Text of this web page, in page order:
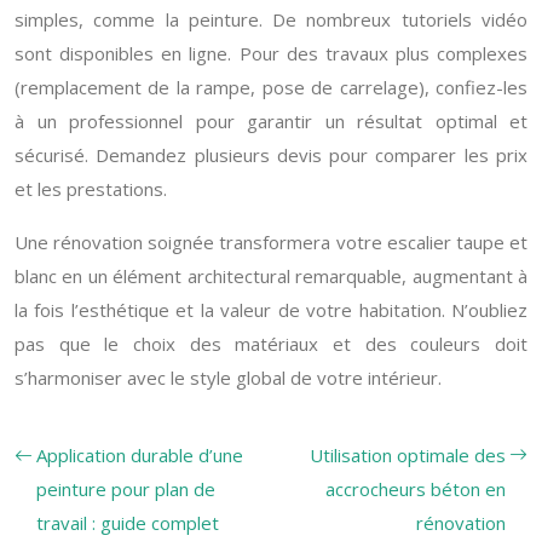
simples, comme la peinture. De nombreux tutoriels vidéo
sont disponibles en ligne. Pour des travaux plus complexes
(remplacement de la rampe, pose de carrelage), confiez-les
à un professionnel pour garantir un résultat optimal et
sécurisé. Demandez plusieurs devis pour comparer les prix
et les prestations.
Une rénovation soignée transformera votre escalier taupe et
blanc en un élément architectural remarquable, augmentant à
la fois l’esthétique et la valeur de votre habitation. N’oubliez
pas que le choix des matériaux et des couleurs doit
s’harmoniser avec le style global de votre intérieur.
Application durable d’une
peinture pour plan de
travail : guide complet
Utilisation optimale des
accrocheurs béton en
rénovation